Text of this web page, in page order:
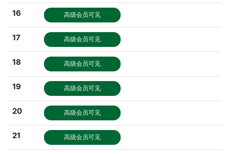
16 高级会员可见
17 高级会员可见
18 高级会员可见
19 高级会员可见
20 高级会员可见
21 高级会员可见